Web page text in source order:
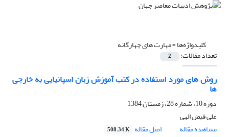
کلیدواژه‌ها =مهارت های چهارگانه
تعداد مقالات: 2
روش های مورد استفاده در کتب آموزش زبان اسپانیایی به خارجی
ها
دوره 10، شماره 28، زمستان 1384
علی فیض الهی
مشاهده مقاله
اصل مقاله 508.34 K